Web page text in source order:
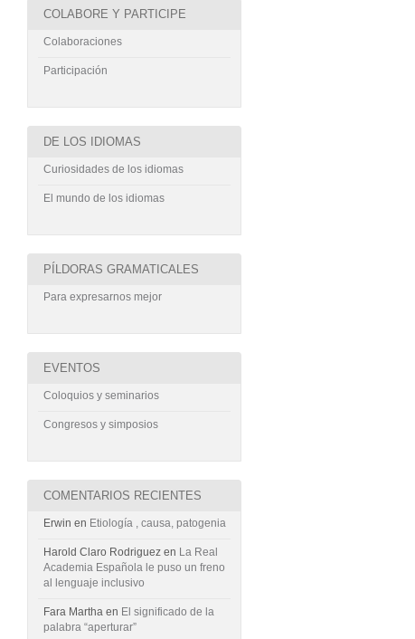
COLABORE Y PARTICIPE
Colaboraciones
Participación
DE LOS IDIOMAS
Curiosidades de los idiomas
El mundo de los idiomas
PÍLDORAS GRAMATICALES
Para expresarnos mejor
EVENTOS
Coloquios y seminarios
Congresos y simposios
COMENTARIOS RECIENTES
Erwin en Etiología , causa, patogenia
Harold Claro Rodriguezen La Real
Academia Española le puso un freno
al lenguaje inclusivo
Fara Marthaen El significado de la
palabra “aperturar”